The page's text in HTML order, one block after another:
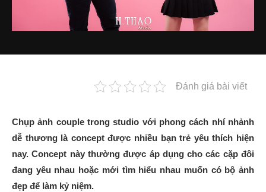
Đánh giá bài viết
Chụp ảnh couple trong studio với phong cách nhí nhảnh
dễ thương là concept được nhiều bạn trẻ yêu thích hiện
nay. Concept này thường được áp dụng cho các cặp đôi
đang yêu nhau hoặc mới tìm hiểu nhau muốn có bộ ảnh
đẹp để làm kỷ niệm.